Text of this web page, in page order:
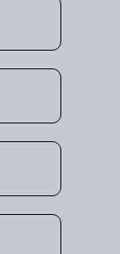
dafür,
gut laufen
Sie uns
dass ihr
Dank